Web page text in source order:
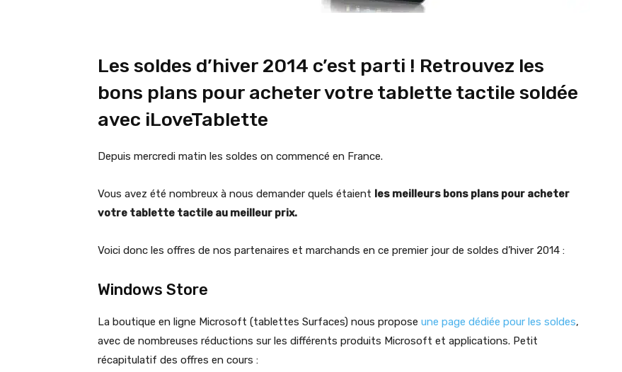
Les soldes d’hiver 2014 c’est parti ! Retrouvez les
bons plans pour acheter votre tablette tactile soldée
avec iLoveTablette
Depuis mercredi matin les soldes on commencé en France.
Vous avez été nombreux à nous demander quels étaient les meilleurs bons plans pour acheter
votre tablette tactile au meilleur prix.
Voici donc les offres de nos partenaires et marchands en ce premier jour de soldes d’hiver 2014 :
Windows Store
La boutique en ligne Microsoft (tablettes Surfaces) nous propose une page dédiée pour les soldes,
avec de nombreuses réductions sur les différents produits Microsoft et applications. Petit
récapitulatif des offres en cours :